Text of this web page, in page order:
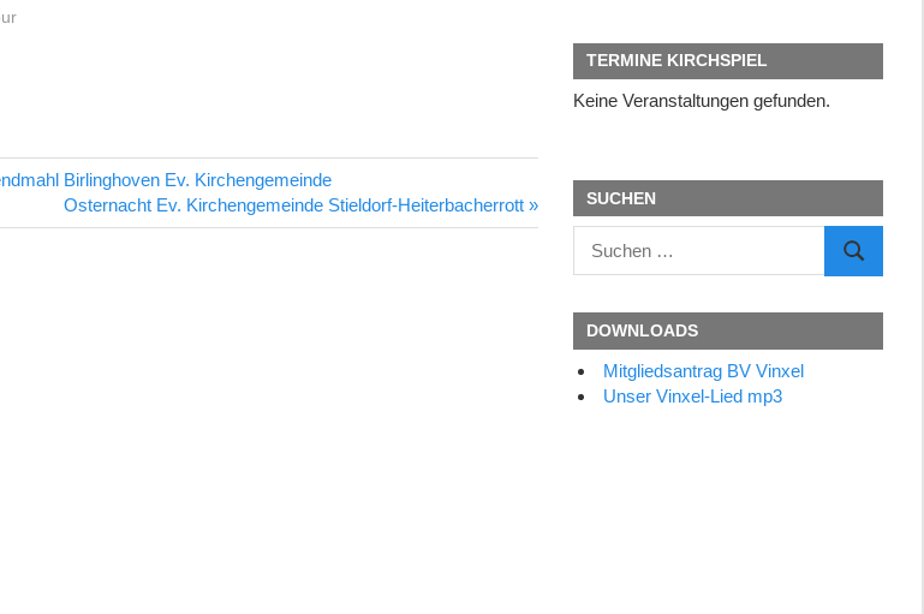
Birlinghoven Ev. Kirchengemeinde
Nächster
Beitrag:
Osternacht Ev. Kirchengemeinde Stieldorf-Heiterbacherrott
TERMINE KIRCHSPIEL
Keine Veranstaltungen gefunden.
SUCHEN
nach:
SUCHEN
DOWNLOADS
Mitgliedsantrag BV Vinxel
Unser Vinxel-Lied mp3